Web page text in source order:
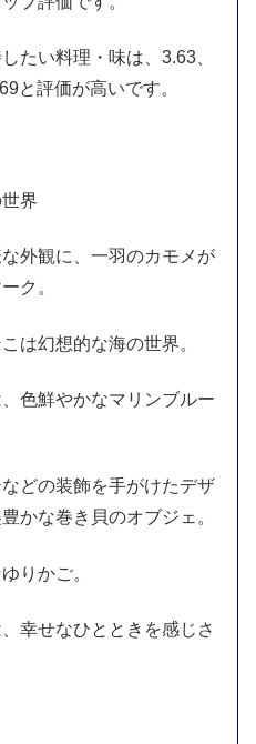
たい料理・味は、3.63、
と評価が高いです。
界
外観に、一羽のカモメが
ク。
は幻想的な海の世界。
色鮮やかなマリンブルー
どの装飾を手がけたデザ
かな巻き貝のオブジェ。
りかご。
幸せなひとときを感じさ